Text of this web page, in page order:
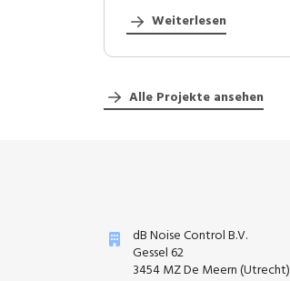
Weiterlesen
Alle Projekte ansehen
dB Noise Control B.V.
Gessel 62
3454 MZ De Meern (Utrecht)